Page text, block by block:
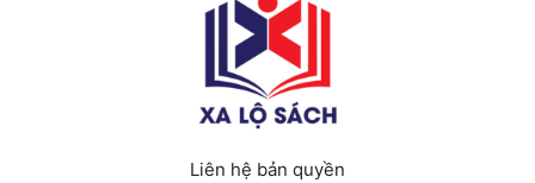
Liên hệ bản quyền